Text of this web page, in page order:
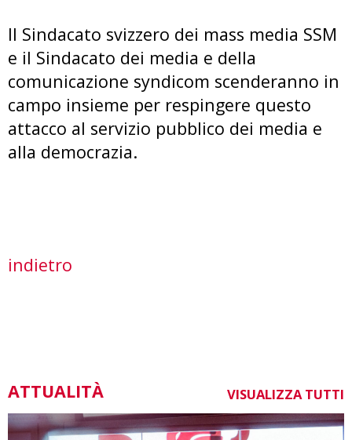
Il Sindacato svizzero dei mass media SSM
e il Sindacato dei media e della
comunicazione syndicom scenderanno in
campo insieme per respingere questo
attacco al servizio pubblico dei media e
alla democrazia.
indietro
ATTUALITÀ VISUALIZZA TUTTI